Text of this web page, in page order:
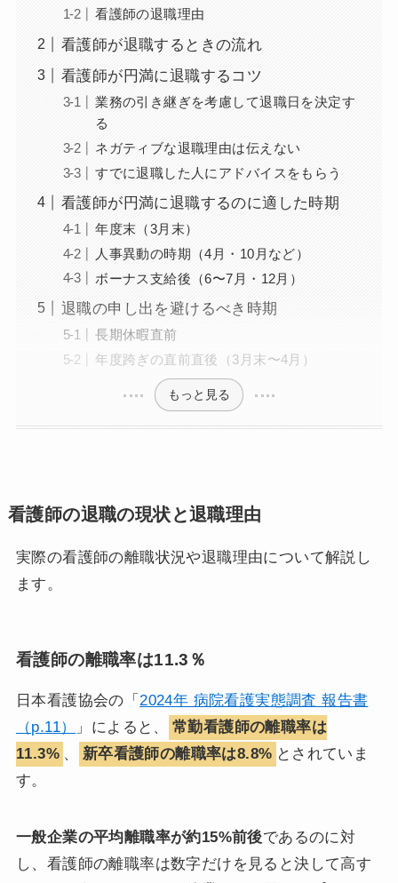
看護師の退職理由
看護師が退職するときの流れ
看護師が円満に退職するコツ
業務の引き継ぎを考慮して退職日を決定す
る
ネガティブな退職理由は伝えない
すでに退職した人にアドバイスをもらう
看護師が円満に退職するのに適した時期
年度末（3月末）
人事異動の時期（4月・10月など）
ボーナス支給後（6〜7月・12月）
退職の申し出を避けるべき時期
長期休暇直前
年度跨ぎの直前直後（3月末〜4月）
もっと見る
看護師の退職の現状と退職理由
実際の看護師の離職状況や退職理由について解説し
ます。
看護師の離職率は11.3％
日本看護協会の「2024年 病院看護実態調査 報告書
（p.11）
」によると、
常勤看護師の離職率は
11.3% 、 新卒看護師の離職率は8.8% とされていま
す。
一般企業の平均離職率が約15%前後であるのに対
し、看護師の離職率は数字だけを見ると決して高す